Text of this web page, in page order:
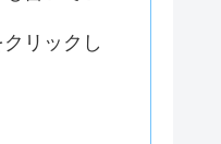
リックし